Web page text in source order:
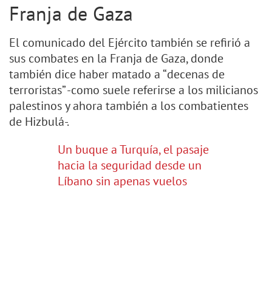
Franja de Gaza
El comunicado del Ejército también se refirió a
sus combates en la Franja de Gaza, donde
también dice haber matado a “decenas de
terroristas” -como suele referirse a los milicianos
palestinos y ahora también a los combatientes
de Hizbulá-.
Un buque a Turquía, el pasaje
hacia la seguridad desde un
Líbano sin apenas vuelos